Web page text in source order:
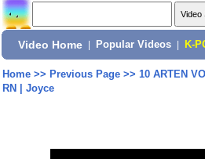
Video Home Popular Videos K-
Home>> Previous Page>> 10 ARTEN
RN | Joyce